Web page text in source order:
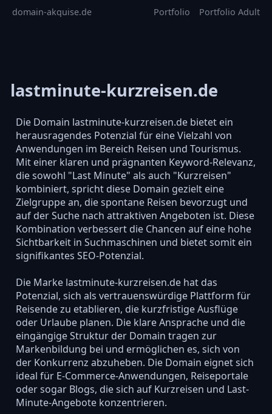
domain-akquise.de Portfolio Portfolio Adult
lastminute-kurzreisen.de
Die Domain lastminute-kurzreisen.de bietet ein
herausragendes Potenzial für eine Vielzahl von
Anwendungen im Bereich Reisen und Tourismus.
Mit einer klaren und prägnanten Keyword-Relevanz,
die sowohl "Last Minute" als auch "Kurzreisen"
kombiniert, spricht diese Domain gezielt eine
Zielgruppe an, die spontane Reisen bevorzugt und
auf der Suche nach attraktiven Angeboten ist. Diese
Kombination verbessert die Chancen auf eine hohe
Sichtbarkeit in Suchmaschinen und bietet somit ein
signifikantes SEO-Potenzial.
Die Marke lastminute-kurzreisen.de hat das
Potenzial, sich als vertrauenswürdige Plattform für
Reisende zu etablieren, die kurzfristige Ausflüge
oder Urlaube planen. Die klare Ansprache und die
eingängige Struktur der Domain tragen zur
Markenbildung bei und ermöglichen es, sich von
der Konkurrenz abzuheben. Die Domain eignet sich
ideal für E-Commerce-Anwendungen, Reiseportale
oder sogar Blogs, die sich auf Kurzreisen und Last-
Minute-Angebote konzentrieren.